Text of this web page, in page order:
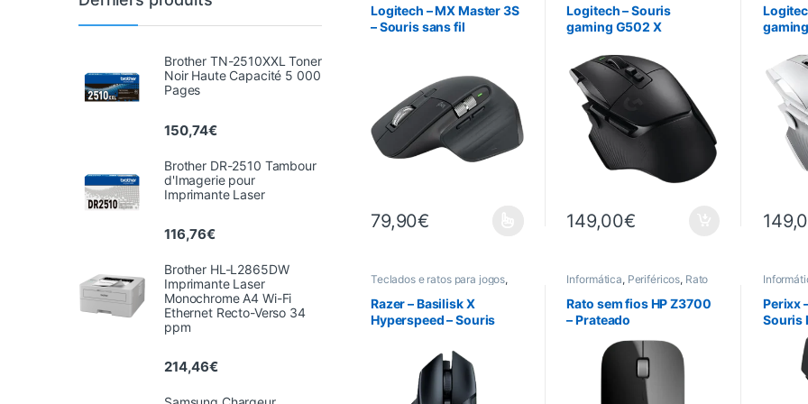
Logitech – MX Master 3S
– Souris sans fil
79,90€
Ce produit a plusieurs variations. Les options peuvent être choisies sur la
Logitech – Souris
gaming G502 X
Noir
149,00€
Blanc
Teclados e ratos para jogos,
Informática
Periféricos,Rato
Razer – Basilisk X
Hyperspeed – Souris
boutons configurables –
Capteur optique – Noir
Informática, Periféricos, Rato
Rato sem fios HP Z3700
– Prateado
Perixx
Souris
Boutons
Brother TN-2510XXL Toner
Noir Haute Capacité 5 000
Pages
150,74€
Brother DR-2510 Tambour
d'Imagerie pour
Imprimante Laser
116,76€
Brother HL-L2865DW
Imprimante Laser
Monochrome A4 Wi-Fi
Ethernet Recto-Verso 34
ppm
214,46€